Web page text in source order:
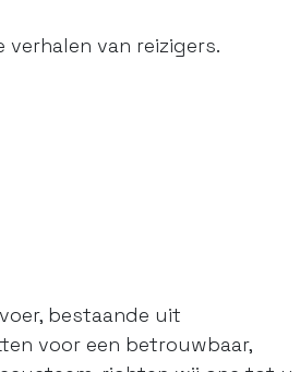
verhalen van reizigers.
bestaande uit
voor een betrouwbaar,